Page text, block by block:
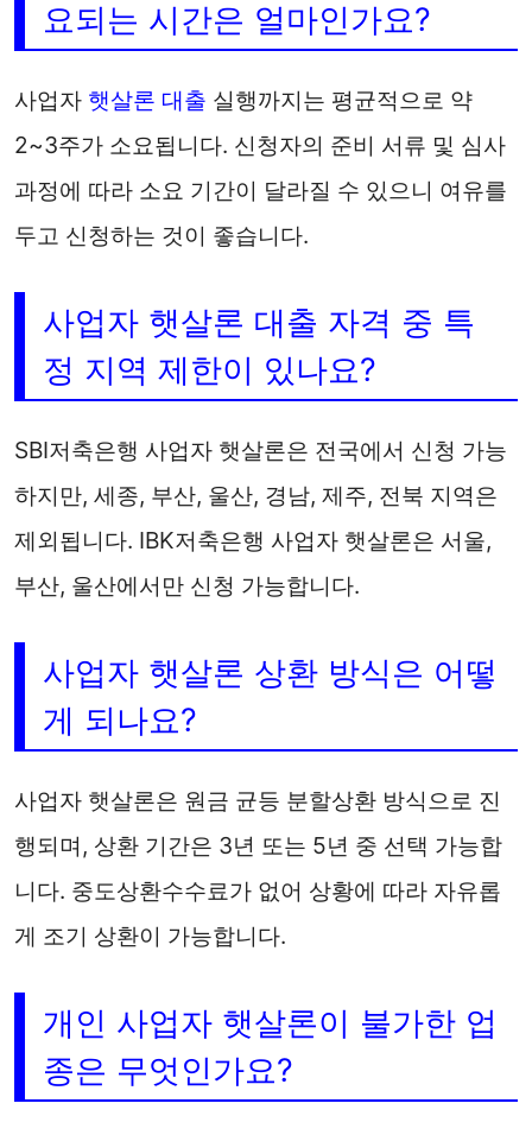
요되는 시간은 얼마인가요?
사업자 햇살론 대출 실행까지는 평균적으로 약
2~3주가 소요됩니다. 신청자의 준비 서류 및 심사
과정에 따라 소요 기간이 달라질 수 있으니 여유를
두고 신청하는 것이 좋습니다.
사업자 햇살론 대출 자격 중 특
정 지역 제한이 있나요?
SBI저축은행 사업자 햇살론은 전국에서 신청 가능
하지만, 세종, 부산, 울산, 경남, 제주, 전북 지역은
제외됩니다. IBK저축은행 사업자 햇살론은 서울,
부산, 울산에서만 신청 가능합니다.
사업자 햇살론 상환 방식은 어떻
게 되나요?
사업자 햇살론은 원금 균등 분할상환 방식으로 진
행되며, 상환 기간은 3년 또는 5년 중 선택 가능합
니다. 중도상환수수료가 없어 상황에 따라 자유롭
게 조기 상환이 가능합니다.
개인 사업자 햇살론이 불가한 업
종은 무엇인가요?